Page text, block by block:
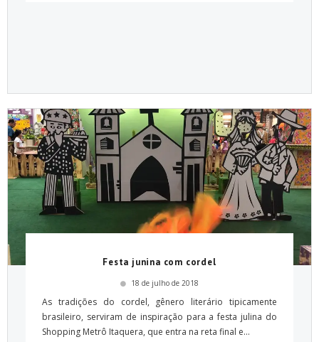
Festa junina com cordel
18 de julho de 2018
As tradições do cordel, gênero literário tipicamente
brasileiro, serviram de inspiração para a festa julina do
Shopping Metrô Itaquera, que entra na reta final e...